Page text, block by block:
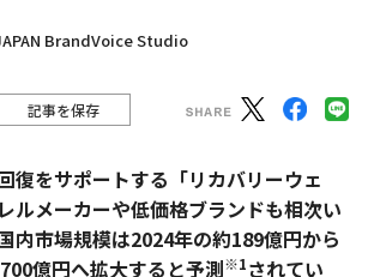
BrandVoice Studio
記事を保存
復をサポートする「リカバリーウェ
ルメーカーや低価格ブランドも相次い
内市場規模は2024年の約189億円から
億円へ拡大すると予測※1されてい